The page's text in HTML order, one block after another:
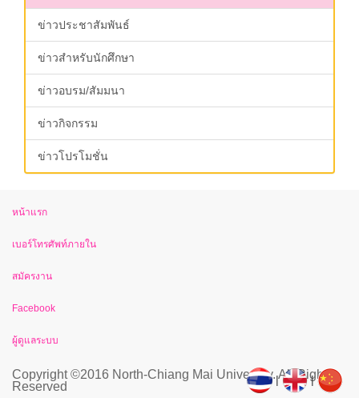
ข่าวประชาสัมพันธ์
ข่าวสำหรับนักศึกษา
ข่าวอบรม/สัมมนา
ข่าวกิจกรรม
ข่าวโปรโมชั่น
หน้าแรก
เบอร์โทรศัพท์ภายใน
สมัครงาน
Facebook
ผู้ดูแลระบบ
Copyright ©2016 North-Chiang Mai University. All Rights
Reserved
| |